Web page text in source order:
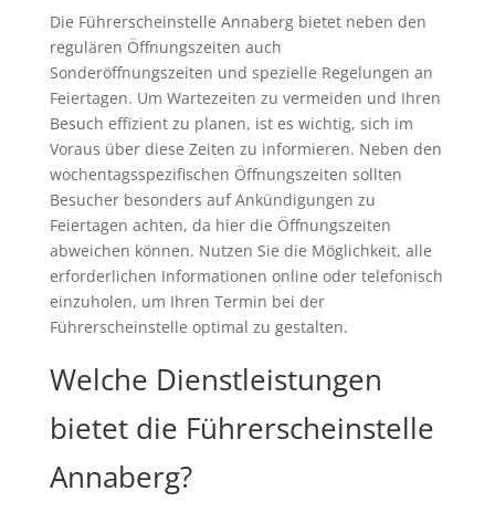
Die Führerscheinstelle Annaberg bietet neben den
regulären Öffnungszeiten auch
Sonderöffnungszeiten und spezielle Regelungen an
Feiertagen. Um Wartezeiten zu vermeiden und Ihren
Besuch effizient zu planen, ist es wichtig, sich im
Voraus über diese Zeiten zu informieren. Neben den
wochentagsspezifischen Öffnungszeiten sollten
Besucher besonders auf Ankündigungen zu
Feiertagen achten, da hier die Öffnungszeiten
abweichen können. Nutzen Sie die Möglichkeit, alle
erforderlichen Informationen online oder telefonisch
einzuholen, um Ihren Termin bei der
Führerscheinstelle optimal zu gestalten.
Welche Dienstleistungen
bietet die Führerscheinstelle
Annaberg?